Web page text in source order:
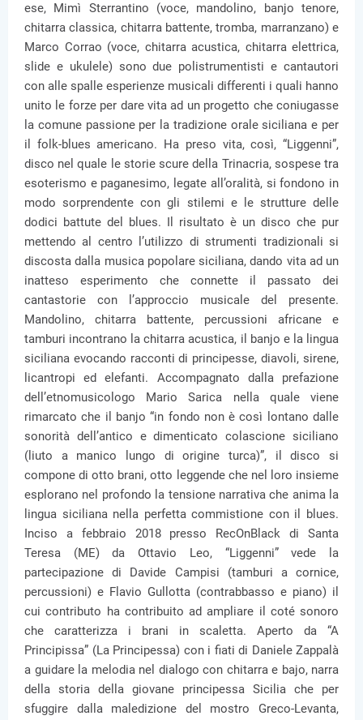
ese, Mimì Sterrantino (voce, mandolino, banjo tenore,
chitarra classica, chitarra battente, tromba, marranzano) e
Marco Corrao (voce, chitarra acustica, chitarra elettrica,
slide e ukulele) sono due polistrumentisti e cantautori
con alle spalle esperienze musicali differenti i quali hanno
unito le forze per dare vita ad un progetto che coniugasse
la comune passione per la tradizione orale siciliana e per
il folk-blues americano. Ha preso vita, così, “Liggenni”,
disco nel quale le storie scure della Trinacria, sospese tra
esoterismo e paganesimo, legate all’oralità, si fondono in
modo sorprendente con gli stilemi e le strutture delle
dodici battute del blues. Il risultato è un disco che pur
mettendo al centro l’utilizzo di strumenti tradizionali si
discosta dalla musica popolare siciliana, dando vita ad un
inatteso esperimento che connette il passato dei
cantastorie con l’approccio musicale del presente.
Mandolino, chitarra battente, percussioni africane e
tamburi incontrano la chitarra acustica, il banjo e la lingua
siciliana evocando racconti di principesse, diavoli, sirene,
licantropi ed elefanti. Accompagnato dalla prefazione
dell’etnomusicologo Mario Sarica nella quale viene
rimarcato che il banjo “in fondo non è così lontano dalle
sonorità dell’antico e dimenticato colascione siciliano
(liuto a manico lungo di origine turca)”, il disco si
compone di otto brani, otto leggende che nel loro insieme
esplorano nel profondo la tensione narrativa che anima la
lingua siciliana nella perfetta commistione con il blues.
Inciso a febbraio 2018 presso RecOnBlack di Santa
Teresa (ME) da Ottavio Leo, “Liggenni” vede la
partecipazione di Davide Campisi (tamburi a cornice,
percussioni) e Flavio Gullotta (contrabbasso e piano) il
cui contributo ha contribuito ad ampliare il coté sonoro
che caratterizza i brani in scaletta. Aperto da “A
Principissa” (La Principessa) con i fiati di Daniele Zappalà
a guidare la melodia nel dialogo con chitarra e bajo, narra
della storia della giovane principessa Sicilia che per
sfuggire dalla maledizione del mostro Greco-Levanta,